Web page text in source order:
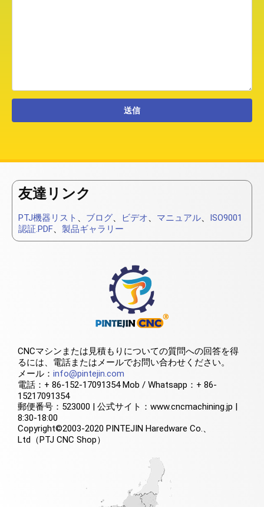
友達リンク
PTJ機器リスト 、 ブログ、 ビデオ、 マニュアル、 ISO9001
認証.PDF、 製品ギャラリー
CNCマシンまたは見積もりについての質問への回答を得
るには、電話またはメールでお問い合わせください。
メール： info@pintejin.com
電話：+ 86-152-17091354 Mob / Whatsapp：+ 86-
15217091354
郵便番号：523000 | 公式サイト：www.cncmachining.jp |
8:30-18:00
Copyright©2003-2020 PINTEJIN Haredware Co.、
Ltd（PTJ CNC Shop）